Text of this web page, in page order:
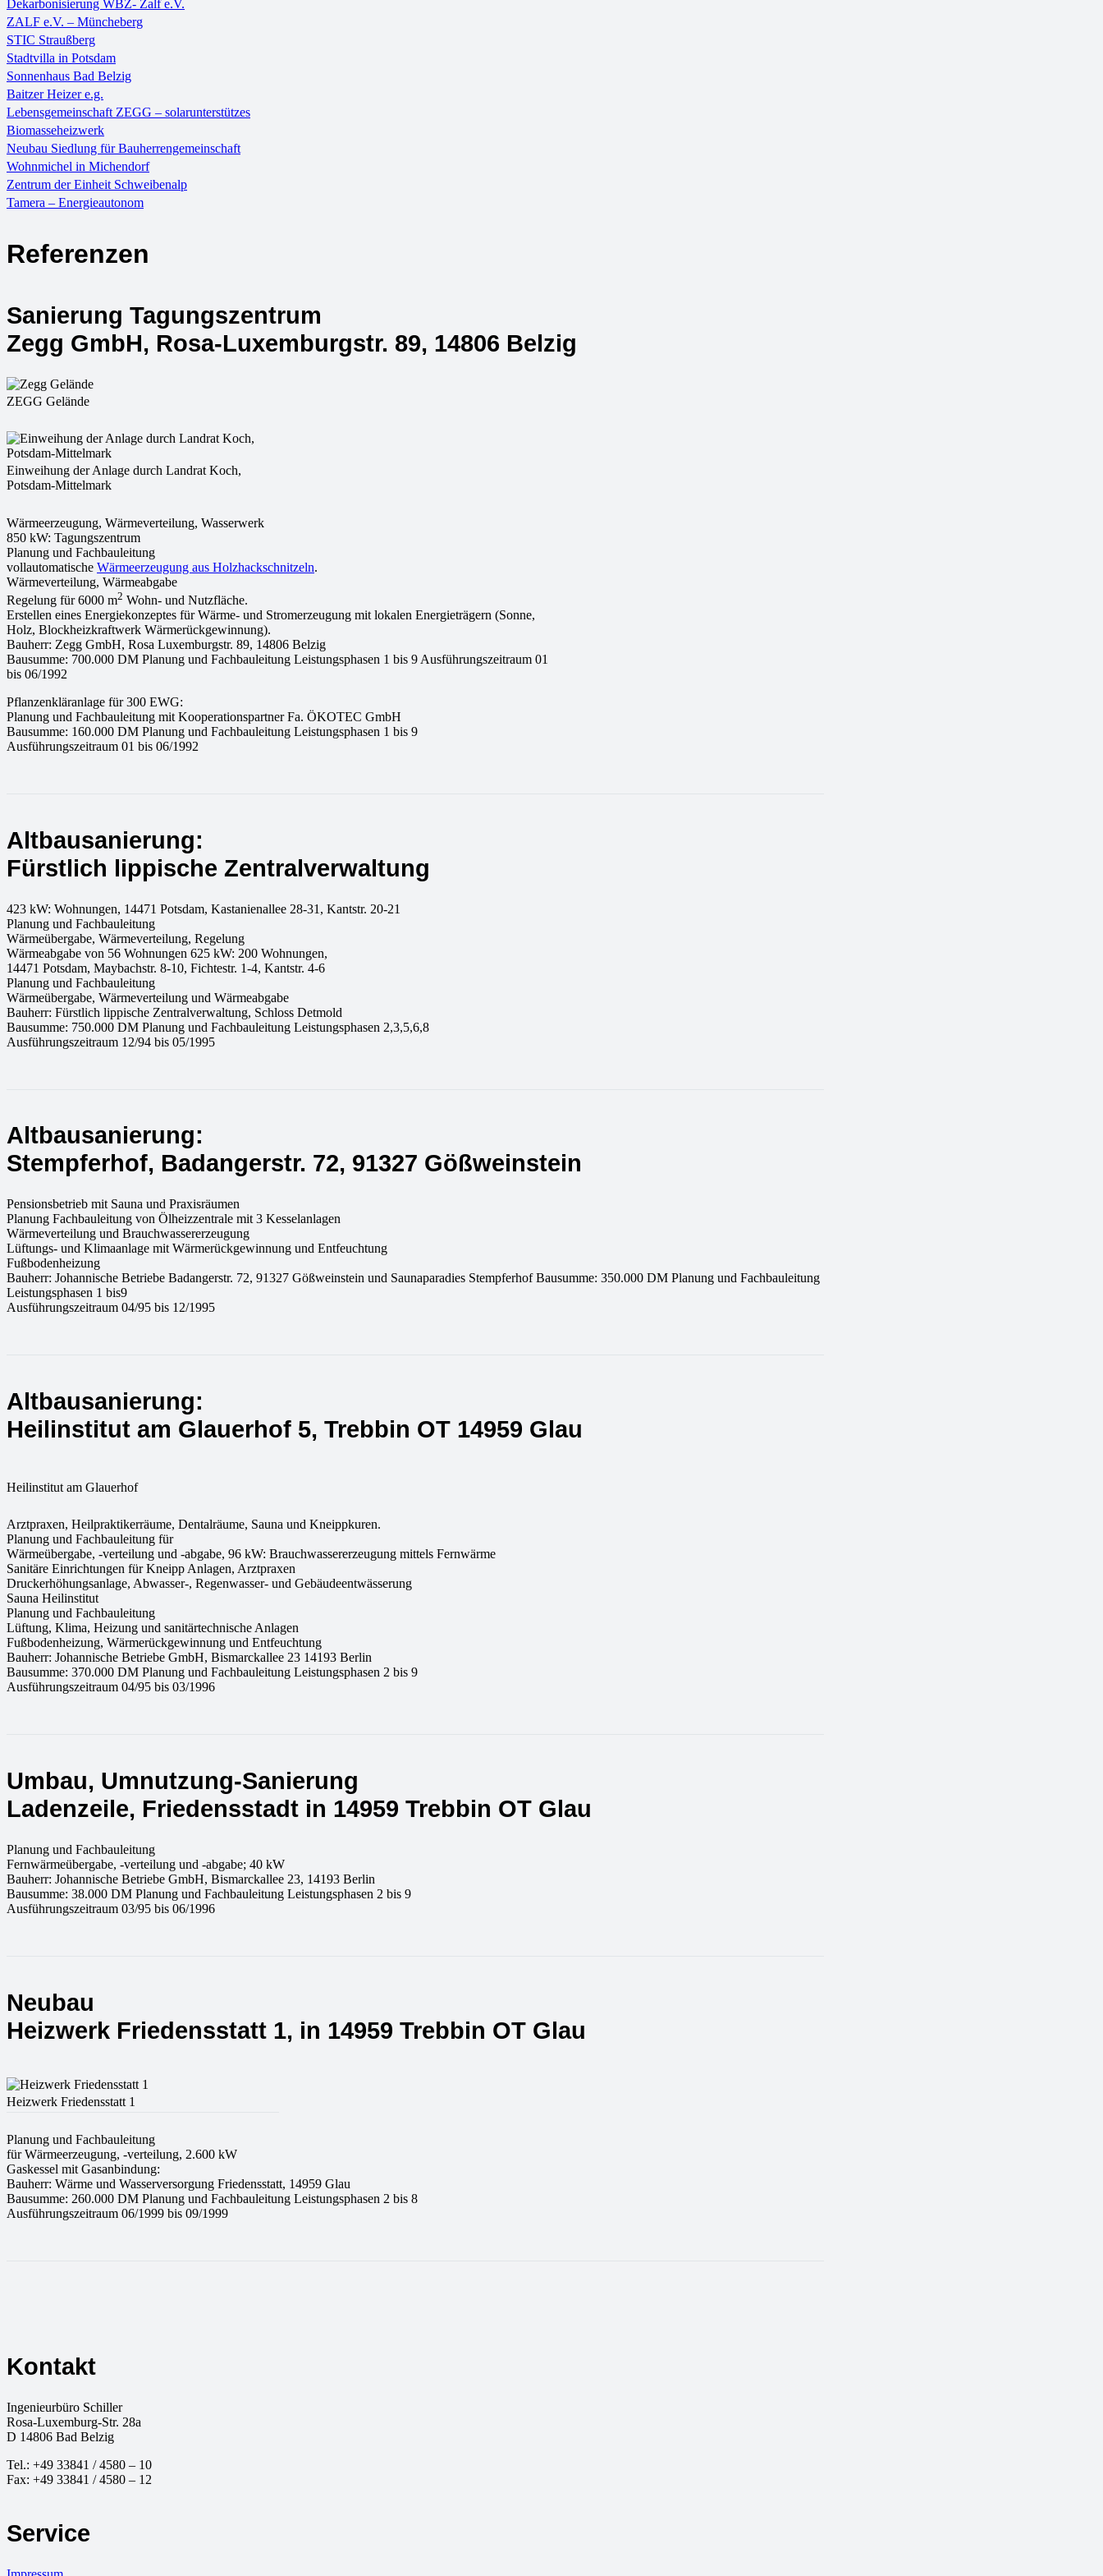
Dekarbonisierung WBZ- Zalf e.V.
ZALF e.V. – Müncheberg
STIC Straußberg
Stadtvilla in Potsdam
Sonnenhaus Bad Belzig
Baitzer Heizer e.g.
Lebensgemeinschaft ZEGG – solarunterstützes
Biomasseheizwerk
Neubau Siedlung für Bauherrengemeinschaft
Wohnmichel in Michendorf
Zentrum der Einheit Schweibenalp
Tamera – Energieautonom
Referenzen
Sanierung Tagungszentrum
Zegg GmbH, Rosa-Luxemburgstr. 89, 14806 Belzig
ZEGG Gelände
Einweihung der Anlage durch Landrat Koch,
Potsdam-Mittelmark
Wärmeerzeugung, Wärmeverteilung, Wasserwerk
850 kW: Tagungszentrum
Planung und Fachbauleitung
vollautomatische Wärmeerzeugung aus Holzhackschnitzeln.
Wärmeverteilung, Wärmeabgabe
Regelung für 6000 m2 Wohn- und Nutzfläche.
Erstellen eines Energiekonzeptes für Wärme- und Stromerzeugung mit lokalen Energieträgern (Sonne,
Holz, Blockheizkraftwerk Wärmerückgewinnung).
Bauherr: Zegg GmbH, Rosa Luxemburgstr. 89, 14806 Belzig
Bausumme: 700.000 DM Planung und Fachbauleitung Leistungsphasen 1 bis 9 Ausführungszeitraum 01
bis 06/1992
Pflanzenkläranlage für 300 EWG:
Planung und Fachbauleitung mit Kooperationspartner Fa. ÖKOTEC GmbH
Bausumme: 160.000 DM Planung und Fachbauleitung Leistungsphasen 1 bis 9
Ausführungszeitraum 01 bis 06/1992
Altbausanierung:
Fürstlich lippische Zentralverwaltung
423 kW: Wohnungen, 14471 Potsdam, Kastanienallee 28-31, Kantstr. 20-21
Planung und Fachbauleitung
Wärmeübergabe, Wärmeverteilung, Regelung
Wärmeabgabe von 56 Wohnungen 625 kW: 200 Wohnungen,
14471 Potsdam, Maybachstr. 8-10, Fichtestr. 1-4, Kantstr. 4-6
Planung und Fachbauleitung
Wärmeübergabe, Wärmeverteilung und Wärmeabgabe
Bauherr: Fürstlich lippische Zentralverwaltung, Schloss Detmold
Bausumme: 750.000 DM Planung und Fachbauleitung Leistungsphasen 2,3,5,6,8
Ausführungszeitraum 12/94 bis 05/1995
Altbausanierung:
Stempferhof, Badangerstr. 72, 91327 Gößweinstein
Pensionsbetrieb mit Sauna und Praxisräumen
Planung Fachbauleitung von Ölheizzentrale mit 3 Kesselanlagen
Wärmeverteilung und Brauchwassererzeugung
Lüftungs- und Klimaanlage mit Wärmerückgewinnung und Entfeuchtung
Fußbodenheizung
Bauherr: Johannische Betriebe Badangerstr. 72, 91327 Gößweinstein und Saunaparadies Stempferhof Bausumme: 350.000 DM Planung und Fachbauleitung
Leistungsphasen 1 bis9
Ausführungszeitraum 04/95 bis 12/1995
Altbausanierung:
Heilinstitut am Glauerhof 5, Trebbin OT 14959 Glau
Heilinstitut am Glauerhof
Arztpraxen, Heilpraktikerräume, Dentalräume, Sauna und Kneippkuren.
Planung und Fachbauleitung für
Wärmeübergabe, -verteilung und -abgabe, 96 kW: Brauchwassererzeugung mittels Fernwärme
Sanitäre Einrichtungen für Kneipp Anlagen, Arztpraxen
Druckerhöhungsanlage, Abwasser-, Regenwasser- und Gebäudeentwässerung
Sauna Heilinstitut
Planung und Fachbauleitung
Lüftung, Klima, Heizung und sanitärtechnische Anlagen
Fußbodenheizung, Wärmerückgewinnung und Entfeuchtung
Bauherr: Johannische Betriebe GmbH, Bismarckallee 23 14193 Berlin
Bausumme: 370.000 DM Planung und Fachbauleitung Leistungsphasen 2 bis 9
Ausführungszeitraum 04/95 bis 03/1996
Umbau, Umnutzung-Sanierung
Ladenzeile, Friedensstadt in 14959 Trebbin OT Glau
Planung und Fachbauleitung
Fernwärmeübergabe, -verteilung und -abgabe; 40 kW
Bauherr: Johannische Betriebe GmbH, Bismarckallee 23, 14193 Berlin
Bausumme: 38.000 DM Planung und Fachbauleitung Leistungsphasen 2 bis 9
Ausführungszeitraum 03/95 bis 06/1996
Neubau
Heizwerk Friedensstatt 1, in 14959 Trebbin OT Glau
Heizwerk Friedensstatt 1
Planung und Fachbauleitung
für Wärmeerzeugung, -verteilung, 2.600 kW
Gaskessel mit Gasanbindung:
Bauherr: Wärme und Wasserversorgung Friedensstatt, 14959 Glau
Bausumme: 260.000 DM Planung und Fachbauleitung Leistungsphasen 2 bis 8
Ausführungszeitraum 06/1999 bis 09/1999
Kontakt
Ingenieurbüro Schiller
Rosa-Luxemburg-Str. 28a
D 14806 Bad Belzig
Tel.: +49 33841 / 4580 – 10
Fax: +49 33841 / 4580 – 12
Service